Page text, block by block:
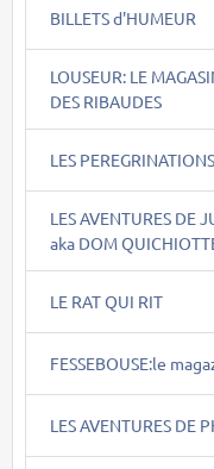
BILLETS d'HUMEUR
LOUSEUR: LE
DES RIBAUDES
LES
LES AVENTURES DE
aka DOM
LE RAT QUI RIT
FESSEBOUSE:le
LES AVENTURES DE